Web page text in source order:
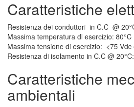
Caratteristiche
Resistenza dei conduttori in C.C @
Massima temperatura di esercizio: 80°C
Massima tensione di esercizio: <75 Vdc
Resistenza di isolamento in C.C @
Caratteristiche
ambientali